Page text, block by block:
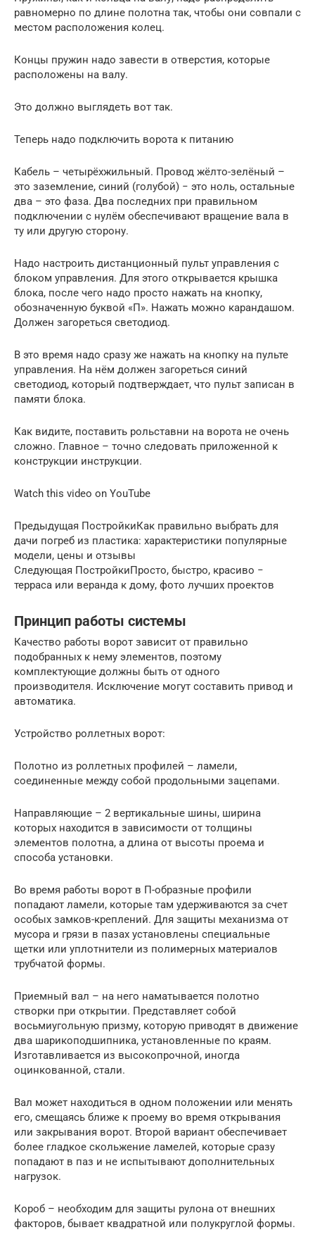
равномерно по длине полотна так, чтобы они совпали с
местом расположения колец.
Концы пружин надо завести в отверстия, которые
расположены на валу.
Это должно выглядеть вот так.
Теперь надо подключить ворота к питанию
Кабель – четырёхжильный. Провод жёлто-зелёный –
это заземление, синий (голубой) − это ноль, остальные
два – это фаза. Два последних при правильном
подключении с нулём обеспечивают вращение вала в
ту или другую сторону.
Надо настроить дистанционный пульт управления с
блоком управления. Для этого открывается крышка
блока, после чего надо просто нажать на кнопку,
обозначенную буквой «П». Нажать можно карандашом.
Должен загореться светодиод.
В это время надо сразу же нажать на кнопку на пульте
управления. На нём должен загореться синий
светодиод, который подтверждает, что пульт записан в
памяти блока.
Как видите, поставить рольставни на ворота не очень
сложно. Главное – точно следовать приложенной к
конструкции инструкции.
Watch this video on YouTube
Предыдущая ПостройкиКак правильно выбрать для
дачи погреб из пластика: характеристики популярные
модели, цены и отзывы
Следующая ПостройкиПросто, быстро, красиво −
терраса или веранда к дому, фото лучших проектов
Принцип работы системы
Качество работы ворот зависит от правильно
подобранных к нему элементов, поэтому
комплектующие должны быть от одного
производителя. Исключение могут составить привод и
автоматика.
Устройство роллетных ворот:
Полотно из роллетных профилей – ламели,
соединенные между собой продольными зацепами.
Направляющие – 2 вертикальные шины, ширина
которых находится в зависимости от толщины
элементов полотна, а длина от высоты проема и
способа установки.
Во время работы ворот в П-образные профили
попадают ламели, которые там удерживаются за счет
особых замков-креплений. Для защиты механизма от
мусора и грязи в пазах установлены специальные
щетки или уплотнители из полимерных материалов
трубчатой формы.
Приемный вал – на него наматывается полотно
створки при открытии. Представляет собой
восьмиугольную призму, которую приводят в движение
два шарикоподшипника, установленные по краям.
Изготавливается из высокопрочной, иногда
оцинкованной, стали.
Вал может находиться в одном положении или менять
его, смещаясь ближе к проему во время открывания
или закрывания ворот. Второй вариант обеспечивает
более гладкое скольжение ламелей, которые сразу
попадают в паз и не испытывают дополнительных
нагрузок.
Короб – необходим для защиты рулона от внешних
факторов, бывает квадратной или полукруглой формы.